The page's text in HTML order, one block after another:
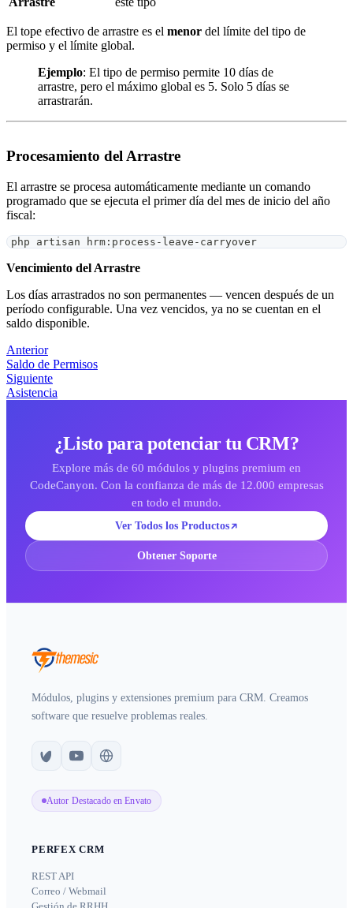
El tope efectivo de arrastre es el menor del límite del tipo de
permiso y el límite global.
Ejemplo: El tipo de permiso permite 10 días de
arrastre, pero el máximo global es 5. Solo 5 días se
arrastrarán.
Procesamiento del Arrastre
El arrastre se procesa automáticamente mediante un comando
programado que se ejecuta el primer día del mes de inicio del año
fiscal:
php artisan hrm:process-leave-carryover
Vencimiento del Arrastre
Los días arrastrados no son permanentes — vencen después de un
período configurable. Una vez vencidos, ya no se cuentan en el
saldo disponible.
Anterior
Saldo de Permisos
Siguiente
Asistencia
¿Listo para potenciar tu CRM?
Explore más de 60 módulos y plugins premium en
CodeCanyon. Con la confianza de más de 12.000 empresas
en todo el mundo.
Ver Todos los Productos
Obtener Soporte
Módulos, plugins y extensiones premium para CRM. Creamos
software que resuelve problemas reales.
Autor Destacado en Envato
PERFEX CRM
REST API
Correo / Webmail